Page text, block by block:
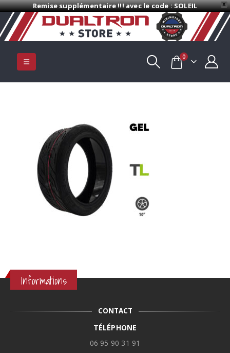
X
Remise supplémentaire !!! avec le code : SOLEIL
0
Informations
CONTACT
TÉLÉPHONE
06 95 90 31 91